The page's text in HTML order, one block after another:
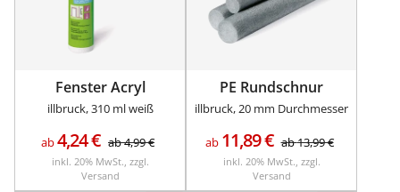
Fenster Acryl
illbruck, 310 ml weiß
ab4,24€ ab4,99€
inkl. 20% MwSt., zzgl.
Versand
PE Rundschnur
illbruck, 20 mm Durchmesser
ab 11,89€ ab13,99€
inkl. 20% MwSt., zzgl.
Versand